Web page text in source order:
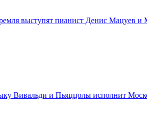
выступят пианист Денис Мацуев и
Вивальди и Пьяццолы исполнит